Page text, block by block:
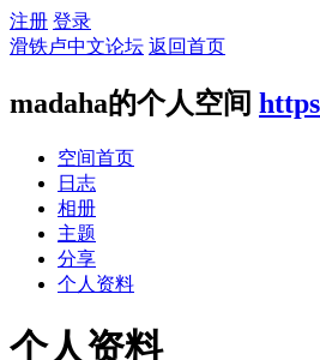
注册 登录
滑铁卢中文论坛 返回首页
madaha的个人空间
空间首页
日志
相册
主题
分享
个人资料
个人资料